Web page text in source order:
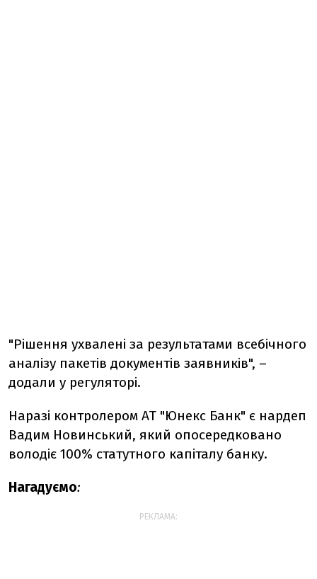
"Рішення ухвалені за результатами всебічного
аналізу пакетів документів заявників", –
додали у регуляторі.
Наразі контролером АТ "Юнекс Банк" є нардеп
Вадим Новинський, який опосередковано
володіє 100% статутного капіталу банку.
Нагадуємо:
РЕКЛАМА: